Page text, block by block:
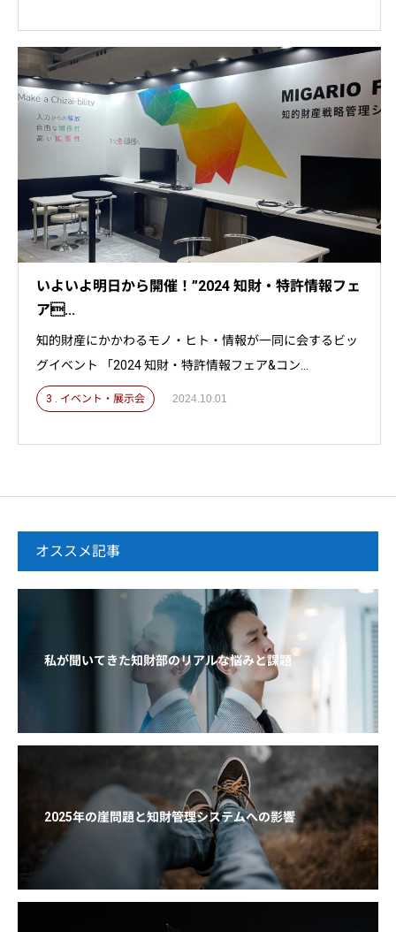
いよいよ明日から開催！”2024 知財・特許情報フェ
ア...
知的財産にかかわるモノ・ヒト・情報が一同に会するビッ
グイベント 「2024 知財・特許情報フェア&コン...
3 . イベント・展示会 2024.10.01
オススメ記事
私が聞いてきた知財部のリアルな悩みと課題
2025年の崖問題と知財管理システムへの影響